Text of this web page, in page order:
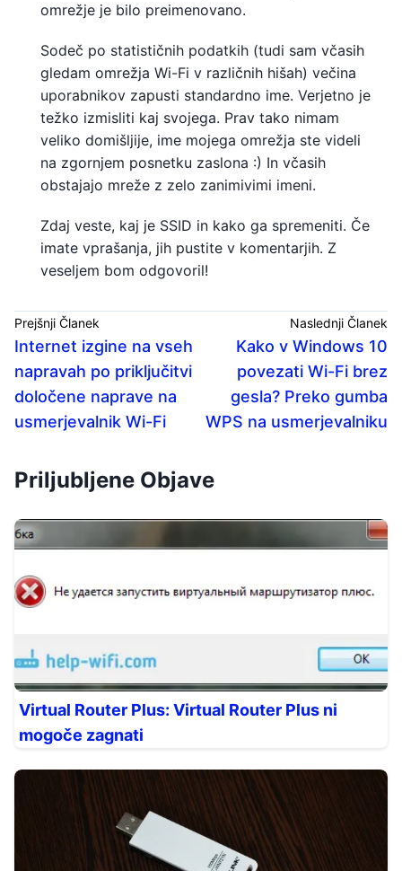
omrežje je bilo preimenovano.
Sodeč po statističnih podatkih (tudi sam včasih
gledam omrežja Wi-Fi v različnih hišah) večina
uporabnikov zapusti standardno ime. Verjetno je
težko izmisliti kaj svojega. Prav tako nimam
veliko domišljije, ime mojega omrežja ste videli
na zgornjem posnetku zaslona :) In včasih
obstajajo mreže z zelo zanimivimi imeni.
Zdaj veste, kaj je SSID in kako ga spremeniti. Če
imate vprašanja, jih pustite v komentarjih. Z
veseljem bom odgovoril!
Prejšnji Članek
Internet izgine na vseh
napravah po priključitvi
določene naprave na
usmerjevalnik Wi-Fi
Naslednji Članek
Kako v Windows 10
povezati Wi-Fi brez
gesla? Preko gumba
WPS na usmerjevalniku
Priljubljene Objave
Virtual Router Plus: Virtual Router Plus ni
mogoče zagnati